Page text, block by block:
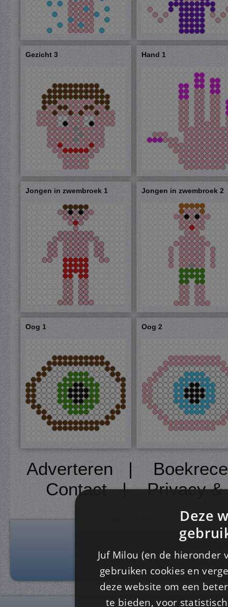
Gezicht 3 Hand 1
Jongen in zwembroek 1 Jongen in zwembroek 2
Oog 1 Oog 2
Adverteren |
Contact|Privacy &
Deze
Juf Milou (en de
gebruiken cookies en
deze website om een
te bieden, voor